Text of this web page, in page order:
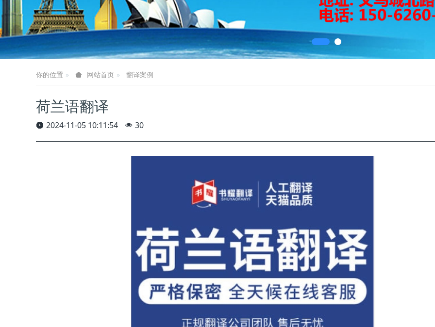
你的位置 网站首页 翻译案例
荷兰语翻译
2024-11-05 10:11:54 30